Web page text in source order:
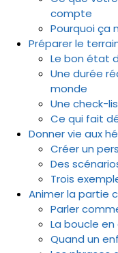
compte
Pourquoi ça
Préparer le
Le bon état
Une durée
monde
Une check-
Ce qui fait
Donner vie aux
Créer un
Des
Trois
Animer la partie
Parler
La boucle
Quand un